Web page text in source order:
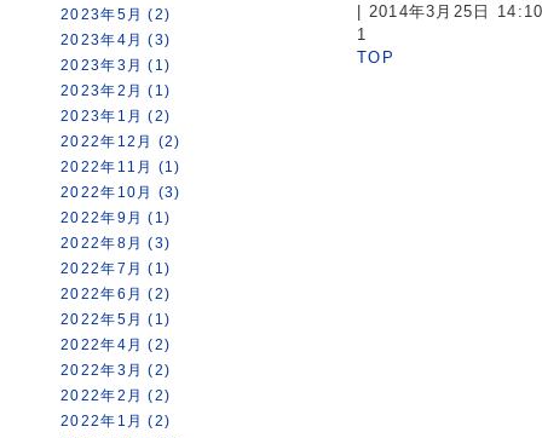
2023年5月 (2)
2023年4月 (3)
2023年3月 (1)
2023年2月 (1)
2023年1月 (2)
2022年12月 (2)
2022年11月 (1)
2022年10月 (3)
2022年9月 (1)
2022年8月 (3)
2022年7月 (1)
2022年6月 (2)
2022年5月 (1)
2022年4月 (2)
2022年3月 (2)
2022年2月 (2)
2022年1月 (2)
| 2014年3月25日
1
TOP